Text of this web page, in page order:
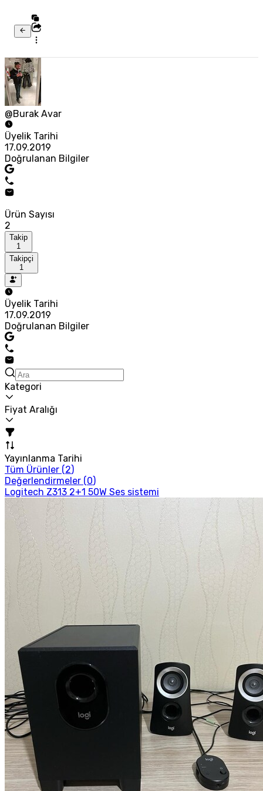
@Burak Avar
Üyelik Tarihi
17.09.2019
Doğrulanan Bilgiler
Ürün Sayısı
2
Takip
1
Takipçi
1
Üyelik Tarihi
17.09.2019
Doğrulanan Bilgiler
Kategori
Fiyat Aralığı
Yayınlanma Tarihi
Tüm Ürünler (2)
Değerlendirmeler (0)
Logitech Z313 2+1 50W Ses sistemi